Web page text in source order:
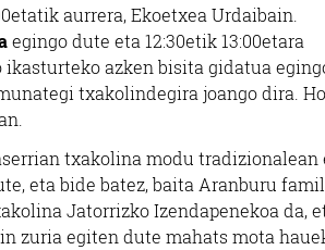
aurrera, Ekoetxea Urdaibain.
egingo dute eta 12:30etik 13:00etara
azken bisita gidatua
txakolindegira joango dira.
txakolina modu tradizionalean
eta bide batez, baita Aranburu
Jatorrizko Izendapenekoa da,
zuria egiten dute mahats mota